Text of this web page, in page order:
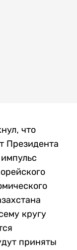
что
Президента
кругу
приняты